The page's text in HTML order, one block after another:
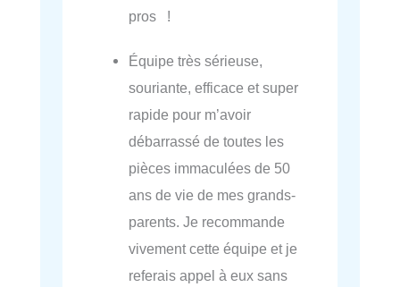
pros !
Équipe très sérieuse,
souriante, efficace et super
rapide pour m’avoir
débarrassé de toutes les
pièces immaculées de 50
ans de vie de mes grands-
parents. Je recommande
vivement cette équipe et je
referais appel à eux sans